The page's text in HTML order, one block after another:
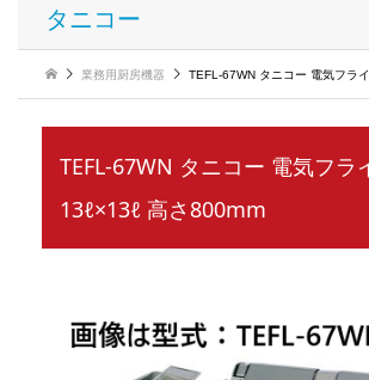
タニコー
業務用厨房機器 TEFL-67WN タニコー 電気フライヤ
TEFL-67WN タニコー 電気フラ
13ℓ×13ℓ 高さ800mm